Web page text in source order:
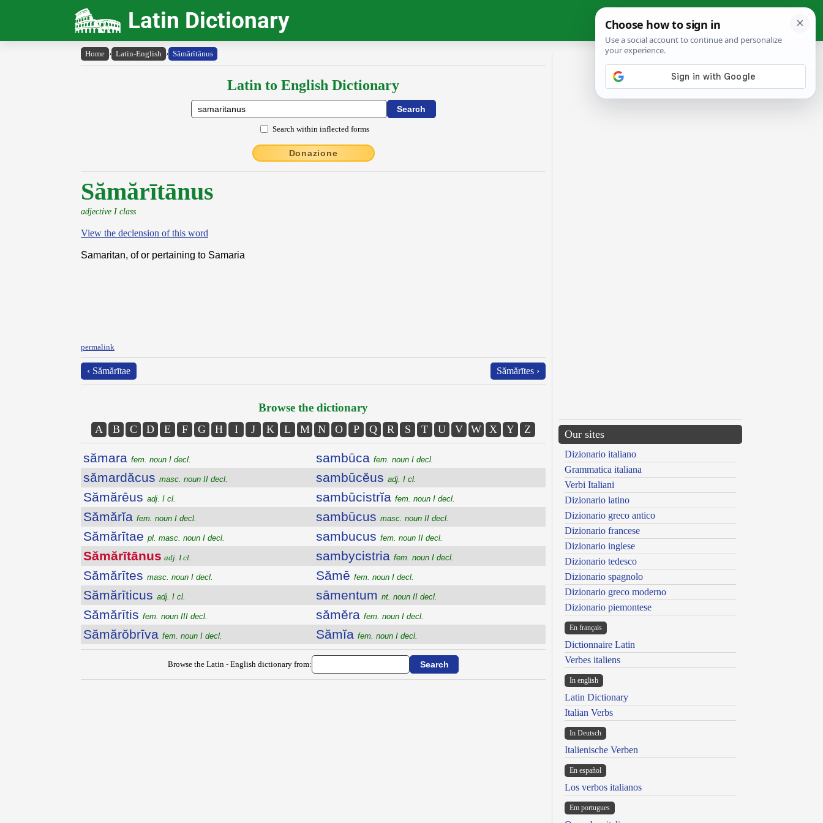
Latin Dictionary
Home › Latin-English › Sămărītānus
Latin to English Dictionary
Search within inflected forms
Donazione
Sămărītānus
adjective I class
View the declension of this word
Samaritan, of or pertaining to Samaria
permalink
‹ Sămărītae Sămărītes ›
Browse the dictionary
A B C D E F G H I J K L M N O P Q R S T U V W X Y Z
sămara fem. noun I decl.
sămardăcus masc. noun II decl.
Sămărēus adj. I cl.
Sămărĭa fem. noun I decl.
Sămărītae pl. masc. noun I decl.
Sămărītānus adj. I cl.
Sămărītes masc. noun I decl.
Sămărīticus adj. I cl.
Sămărītis fem. noun III decl.
Sămărŏbrīva fem. noun I decl.
sambūca fem. noun I decl.
sambūcĕus adj. I cl.
sambūcistrĭa fem. noun I decl.
sambūcus masc. noun II decl.
sambucus fem. noun II decl.
sambycistria fem. noun I decl.
Sămē fem. noun I decl.
sāmentum nt. noun II decl.
sămĕra fem. noun I decl.
Sămĭa fem. noun I decl.
Browse the Latin - English dictionary from:
Our sites
Dizionario italiano
Grammatica italiana
Verbi Italiani
Dizionario latino
Dizionario greco antico
Dizionario francese
Dizionario inglese
Dizionario tedesco
Dizionario spagnolo
Dizionario greco moderno
Dizionario piemontese
En français
Dictionnaire Latin
Verbes italiens
In english
Latin Dictionary
Italian Verbs
In Deutsch
Italienische Verben
En español
Los verbos italianos
Em portugues